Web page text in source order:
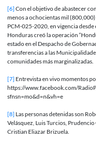
[6] Con el objetivo de abastecer
menos a ochocientas mil
PCM-025-2020, en vigencia
Honduras creó la operación
estado en el Despacho de
transferencias a las
comunidades más marginalizadas.
[7] Entrevista en vivo momentos
https://www.facebook.com/
sfnsn=mo&d=n&vh=e
[8] Las personas detenidas son
Velásquez, Luis Turcios,
Cristian Eliazar Brizuela.